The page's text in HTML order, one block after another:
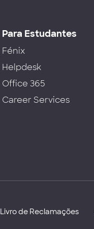
Para Estudantes
Fénix
Helpdesk
Office 365
Career Services
Livro de Reclamações